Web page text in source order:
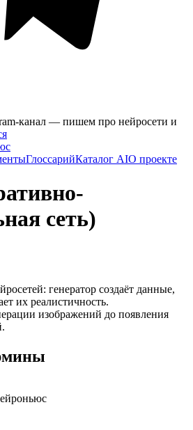
канал — пишем про нейросети и
ГлоссарийКаталог AIО проекте
сеть)
генератор создаёт данные,
их реалистичность.
изображений до появления